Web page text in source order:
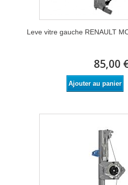
Leve vitre gauche RENAULT
85,00
Ajouter au panier